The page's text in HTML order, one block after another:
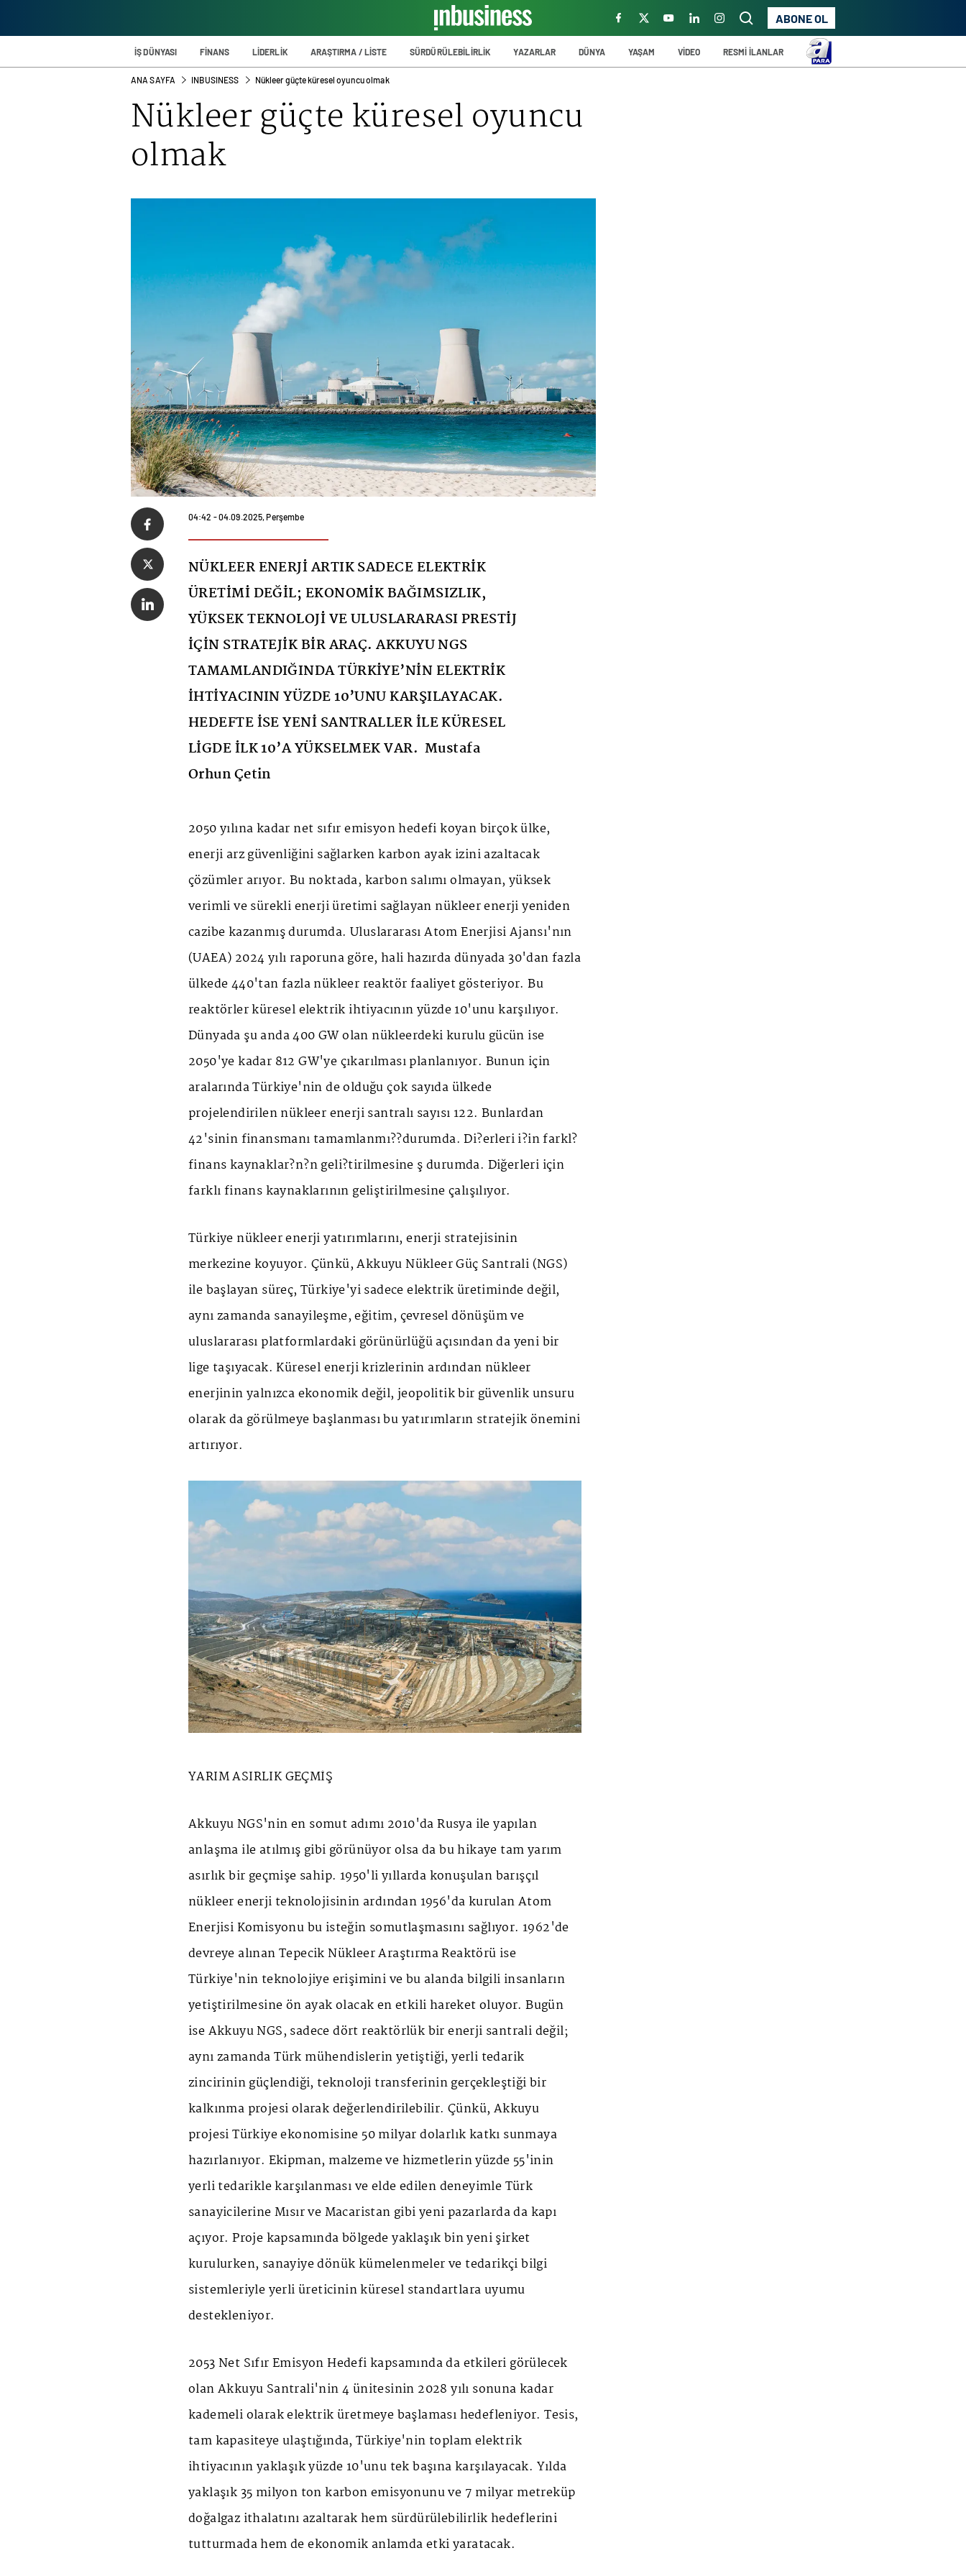
ABONE OL
İŞ DÜNYASI FİNANS LİDERLİK ARAŞTIRMA / LİSTE SÜRDÜRÜLEBİLİRLİK YAZARLAR DÜNYA YAŞAM VİDEO RESMİ İLANLAR
ANA SAYFA INBUSINESS Nükleer güçte küresel oyuncu olmak
Nükleer güçte küresel oyuncu
olmak
04:42 - 04.09.2025, Perşembe
NÜKLEER ENERJİ ARTIK SADECE ELEKTRİK
ÜRETİMİ DEĞİL; EKONOMİK BAĞIMSIZLIK,
YÜKSEK TEKNOLOJİ VE ULUSLARARASI PRESTİJ
İÇİN STRATEJİK BİR ARAÇ. AKKUYU NGS
TAMAMLANDIĞINDA TÜRKİYE’NİN ELEKTRİK
İHTİYACININ YÜZDE 10’UNU KARŞILAYACAK.
HEDEFTE İSE YENİ SANTRALLER İLE KÜRESEL
LİGDE İLK 10’A YÜKSELMEK VAR. Mustafa
Orhun Çetin
2050 yılına kadar net sıfır emisyon hedefi koyan birçok ülke,
enerji arz güvenliğini sağlarken karbon ayak izini azaltacak
çözümler arıyor. Bu noktada, karbon salımı olmayan, yüksek
verimli ve sürekli enerji üretimi sağlayan nükleer enerji yeniden
cazibe kazanmış durumda. Uluslararası Atom Enerjisi Ajansı'nın
(UAEA) 2024 yılı raporuna göre, hali hazırda dünyada 30'dan fazla
ülkede 440'tan fazla nükleer reaktör faaliyet gösteriyor. Bu
reaktörler küresel elektrik ihtiyacının yüzde 10'unu karşılıyor.
Dünyada şu anda 400 GW olan nükleerdeki kurulu gücün ise
2050'ye kadar 812 GW'ye çıkarılması planlanıyor. Bunun için
aralarındaTürkiye'nin de olduğu çok sayıda ülkede
projelendirilen nükleer enerji santralı sayısı 122. Bunlardan
42'sinin finansmanı tamamlanmı??durumda. Di?erleri i?in farkl?
finans kaynaklar?n?n geli?tirilmesine ş durumda. Diğerleri için
farklı finans kaynaklarının geliştirilmesine çalışılıyor.
Türkiye nükleer enerji yatırımlarını, enerji stratejisinin
merkezine koyuyor. Çünkü, Akkuyu Nükleer Güç Santrali (NGS)
ile başlayan süreç, Türkiye'yi sadece elektrik üretiminde değil,
aynı zamanda sanayileşme, eğitim, çevresel dönüşüm ve
uluslararası platformlardaki görünürlüğü açısından da yeni bir
lige taşıyacak. Küresel enerji krizlerinin ardından nükleer
enerjinin yalnızca ekonomik değil, jeopolitik bir güvenlik unsuru
olarak da görülmeye başlanması bu yatırımların stratejik önemini
artırıyor.
YARIM ASIRLIK GEÇMİŞ
Akkuyu NGS'nin en somut adımı 2010'da Rusya ile yapılan
anlaşma ile atılmış gibi görünüyor olsa da bu hikaye tam yarım
asırlık bir geçmişe sahip. 1950'li yıllarda konuşulan barışçıl
nükleer enerji teknolojisinin ardından 1956'da kurulan Atom
Enerjisi Komisyonu bu isteğin somutlaşmasını sağlıyor. 1962'de
devreye alınan Tepecik Nükleer Araştırma Reaktörü ise
Türkiye'nin teknolojiye erişimini ve bu alanda bilgili insanların
yetiştirilmesine ön ayak olacak en etkili hareket oluyor. Bugün
ise Akkuyu NGS, sadece dört reaktörlük bir enerji santrali değil;
aynı zamanda Türk mühendislerin yetiştiği, yerli tedarik
zincirinin güçlendiği, teknoloji transferinin gerçekleştiği bir
kalkınma projesi olarak değerlendirilebilir. Çünkü, Akkuyu
projesi Türkiye ekonomisine 50 milyar dolarlık katkı sunmaya
hazırlanıyor. Ekipman, malzeme ve hizmetlerin yüzde 55'inin
yerli tedarikle karşılanması ve elde edilen deneyimle Türk
sanayicilerine Mısır ve Macaristan gibi yeni pazarlarda da kapı
açıyor. Proje kapsamında bölgede yaklaşık bin yeni şirket
kurulurken, sanayiye dönük kümelenmeler ve tedarikçi bilgi
sistemleriyle yerli üreticinin küresel standartlara uyumu
destekleniyor.
2053 Net Sıfır Emisyon Hedefi kapsamında da etkileri görülecek
olan Akkuyu Santrali'nin 4 ünitesinin 2028 yılı sonuna kadar
kademeli olarak elektrik üretmeye başlaması hedefleniyor. Tesis,
tam kapasiteye ulaştığında, Türkiye'nin toplam elektrik
ihtiyacının yaklaşık yüzde 10'unu tek başına karşılayacak. Yılda
yaklaşık 35 milyon ton karbon emisyonunu ve 7 milyar metreküp
doğalgaz ithalatını azaltarak hem sürdürülebilirlik hedeflerini
tutturmada hem de ekonomik anlamda etki yaratacak.